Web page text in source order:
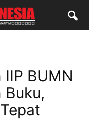
BUMN
Buku,